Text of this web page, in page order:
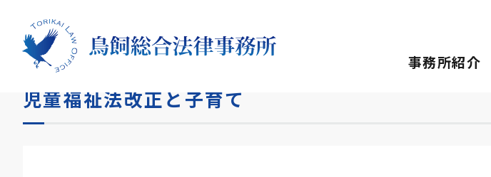
事務所紹介
HOME
児童福祉法改正と子育て